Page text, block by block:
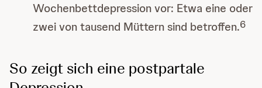
Wochenbettdepression vor: Etwa eine oder
zwei von tausend Müttern sind betroffen.6
So zeigt sich eine postpartale